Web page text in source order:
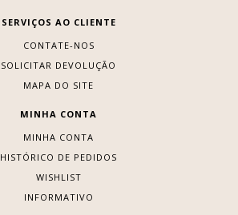
SERVIÇOS AO CLIENTE
CONTATE-NOS
SOLICITAR DEVOLUÇÃO
MAPA DO SITE
MINHA CONTA
MINHA CONTA
HISTÓRICO DE PEDIDOS
WISHLIST
INFORMATIVO